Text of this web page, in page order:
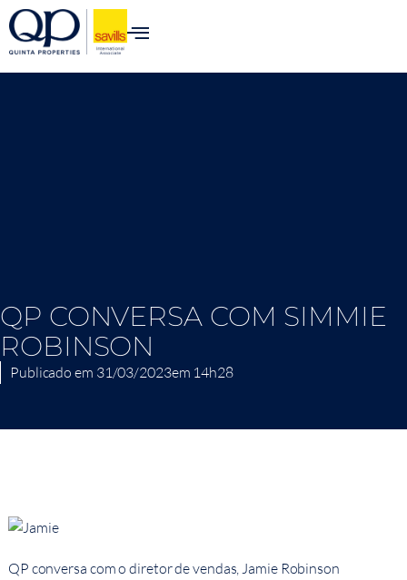
QP CONVERSA COM SIMMIE
ROBINSON
Publicado em 31/03/2023em 14h28
QP conversa com o diretor de vendas, Jamie Robinson